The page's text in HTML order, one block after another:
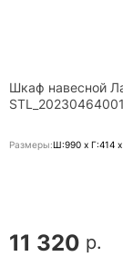
Шкаф навесной
Размеры:Ш:990 x Г:414
11 320 р.